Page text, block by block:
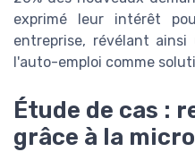
exprimé leur intérêt
entreprise, révélant
l'auto-emploi comme
Étude de cas :
grâce à la